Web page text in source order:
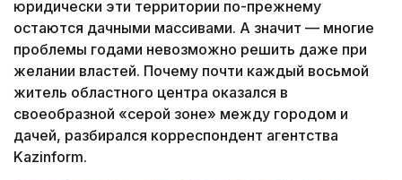
юридически эти территории по-прежнему
остаются дачными массивами. А значит — многие
проблемы годами невозможно решить даже при
желании властей. Почему почти каждый восьмой
житель областного центра оказался в
своеобразной «серой зоне» между городом и
дачей, разбирался корреспондент агентства
Kazinform.